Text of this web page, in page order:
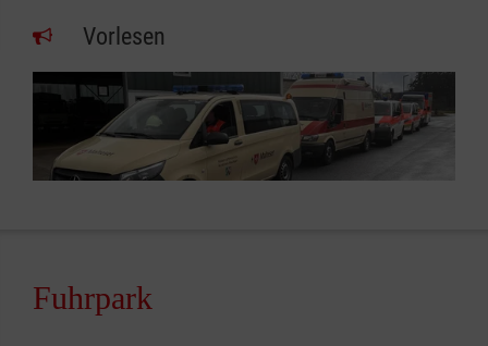
Vorlesen
Fuhrpark